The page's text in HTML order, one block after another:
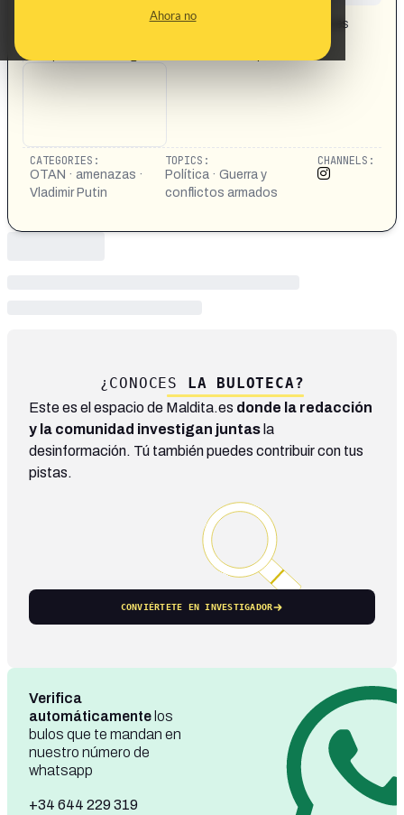
Ahora no
Vladimir Putin considera que el rearme de la OTAN no es
CATEGORIES:
OTAN · amenazas ·
Vladimir Putin
TOPICS:
Política · Guerra y
conflictos armados
CHANNELS:
¿CONOCES LA BULOTECA?
Este es el espacio de Maldita.es donde la redacción
y la comunidad investigan juntas la
desinformación. Tú también puedes contribuir con tus
pistas.
CONVIÉRTETE EN INVESTIGADOR
Verifica
automáticamente los
bulos que te mandan en
nuestro número de
whatsapp
+34 644 229 319